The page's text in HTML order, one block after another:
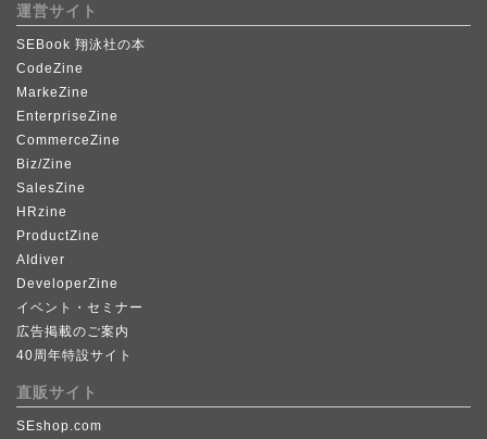
運営サイト
SEBook 翔泳社の本
CodeZine
MarkeZine
EnterpriseZine
CommerceZine
Biz/Zine
SalesZine
HRzine
ProductZine
AIdiver
DeveloperZine
イベント・セミナー
広告掲載のご案内
40周年特設サイト
直販サイト
SEshop.com